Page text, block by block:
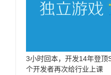
3小时回本，开发14年登顶
个开发者再次给行业上课